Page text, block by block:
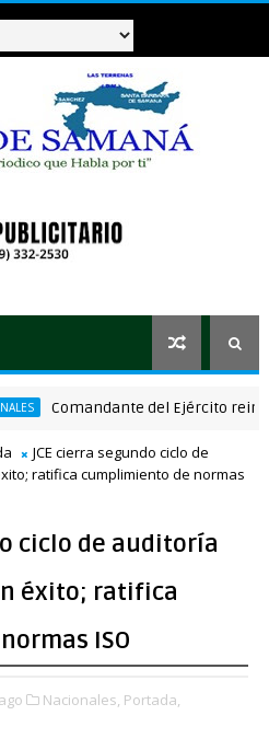
Comandante del Ejército
de avenida Los
JCE cierra segundo ciclo de
ratifica cumplimiento de normas
ciclo de auditoría
éxito; ratifica
ISO
Nacionales, Portada,